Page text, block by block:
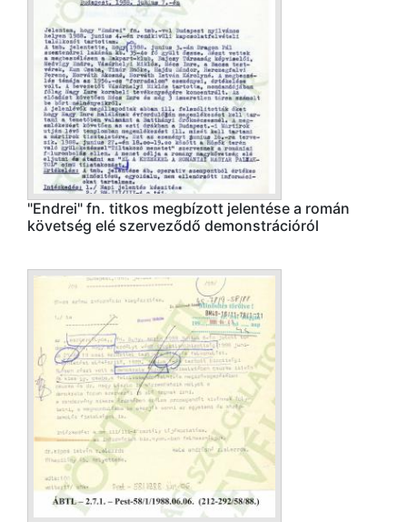
"Endrei" fn. titkos megbízott jelentése a román
követség elé szerveződő demonstrációról